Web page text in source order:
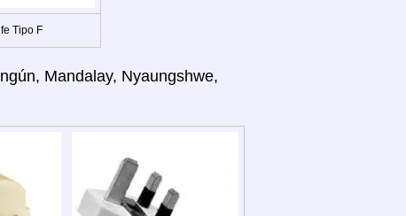
Tipo F
Mandalay, Nyaungshwe,